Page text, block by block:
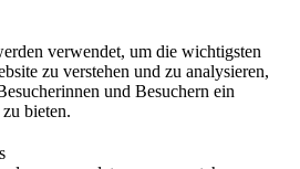
verwendet, um die wichtigsten
zu verstehen und zu analysieren,
und Besuchern ein
bieten.